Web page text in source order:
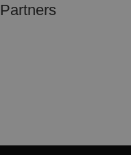
Partners